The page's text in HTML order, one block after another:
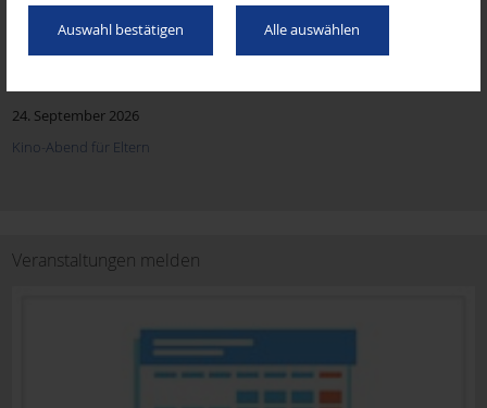
Auswahl bestätigen Alle auswählen
19. September 2026
Kleine Hände - große Abenteuer
24. September 2026
Kino-Abend für Eltern
Veranstaltungen melden